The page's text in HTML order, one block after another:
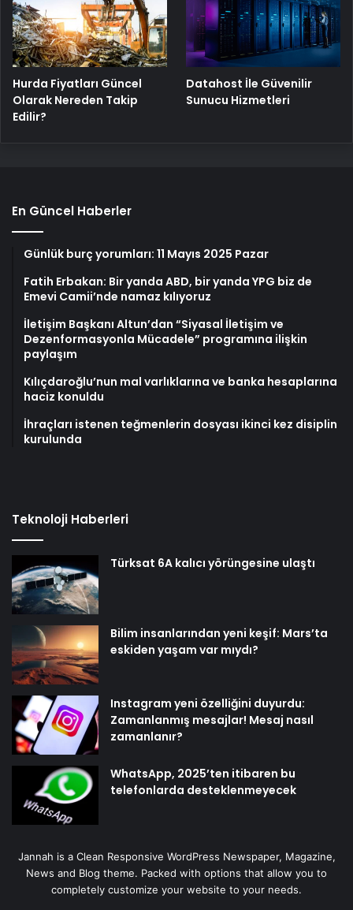
Hurda Fiyatları Güncel
Olarak Nereden Takip
Edilir?
Datahost İle Güvenilir
Sunucu Hizmetleri
En Güncel Haberler
Günlük burç yorumları: 11 Mayıs 2025 Pazar
Fatih Erbakan: Bir yanda ABD, bir yanda YPG biz de
Emevi Camii’nde namaz kılıyoruz
İletişim Başkanı Altun’dan “Siyasal İletişim ve
Dezenformasyonla Mücadele” programına ilişkin
paylaşım
Kılıçdaroğlu’nun mal varlıklarına ve banka hesaplarına
haciz konuldu
İhraçları istenen teğmenlerin dosyası ikinci kez disiplin
kurulunda
Teknoloji Haberleri
Türksat 6A kalıcı yörüngesine ulaştı
Bilim insanlarından yeni keşif: Mars’ta
eskiden yaşam var mıydı?
Instagram yeni özelliğini duyurdu:
Zamanlanmış mesajlar! Mesaj nasıl
zamanlanır?
WhatsApp, 2025’ten itibaren bu
telefonlarda desteklenmeyecek
Jannah is a Clean Responsive WordPress Newspaper, Magazine,
News and Blog theme. Packed with options that allow you to
completely customize your website to your needs.